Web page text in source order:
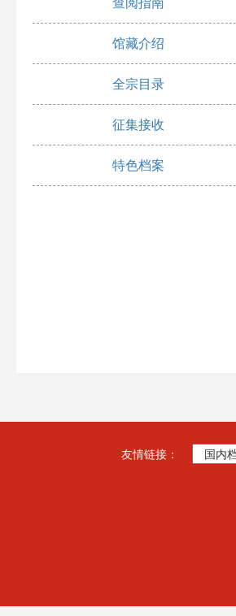
查阅指南
馆藏介绍
全宗目录
征集接收
特色档案
友情链接：